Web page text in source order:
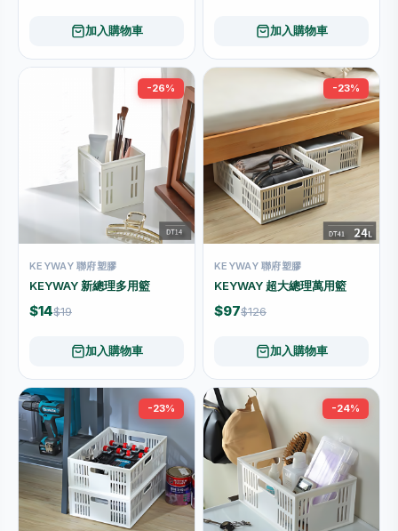
加入購物車 加入購物車
-26%
KEYWAY 聯府塑膠
KEYWAY 新總理多用籃
$14$19
加入購物車
-23%
KEYWAY 聯府塑膠
KEYWAY 超大總理萬用籃
$97$126
加入購物車
-23% -24%